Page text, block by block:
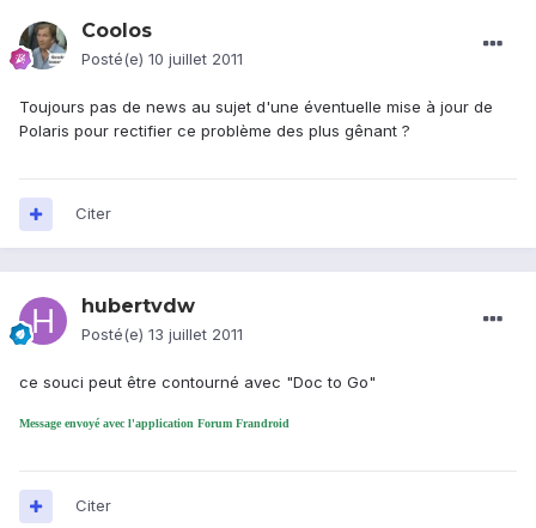
Coolos
Posté(e) 10 juillet 2011
Toujours pas de news au sujet d'une éventuelle mise à jour de
Polaris pour rectifier ce problème des plus gênant ?
Citer
hubertvdw
Posté(e) 13 juillet 2011
ce souci peut être contourné avec "Doc to Go"
Message envoyé avec l'application Forum Frandroid
Citer